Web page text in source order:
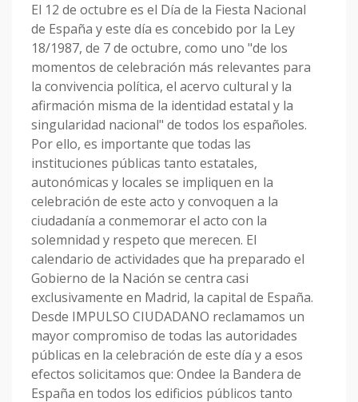
El 12 de octubre es el Día de la Fiesta Nacional
de España y este día es concebido por la Ley
18/1987, de 7 de octubre, como uno "de los
momentos de celebración más relevantes para
la convivencia política, el acervo cultural y la
afirmación misma de la identidad estatal y la
singularidad nacional" de todos los españoles.
Por ello, es importante que todas las
instituciones públicas tanto estatales,
autonómicas y locales se impliquen en la
celebración de este acto y convoquen a la
ciudadanía a conmemorar el acto con la
solemnidad y respeto que merecen. El
calendario de actividades que ha preparado el
Gobierno de la Nación se centra casi
exclusivamente en Madrid, la capital de España.
Desde IMPULSO CIUDADANO reclamamos un
mayor compromiso de todas las autoridades
públicas en la celebración de este día y a esos
efectos solicitamos que: Ondee la Bandera de
España en todos los edificios públicos tanto